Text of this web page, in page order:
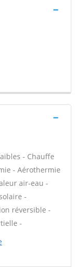
- Chauffe
- Aérothermie
air-eau -
-
réversible -
-